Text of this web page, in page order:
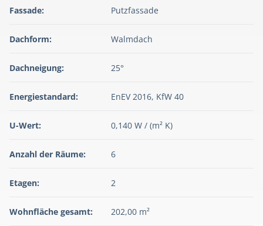
Fassade: Putzfassade
Dachform: Walmdach
Dachneigung: 25°
Energiestandard: EnEV 2016, KfW 40
U-Wert: 0,140 W / (m² K)
Anzahl der Räume: 6
Etagen: 2
Wohnfläche gesamt: 202,00 m²